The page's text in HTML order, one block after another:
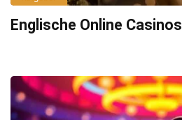
Englische Online Casinos